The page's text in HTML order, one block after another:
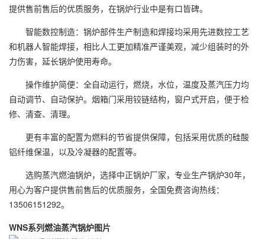
提供售前售后的优质服务，在锅炉行业中是有口皆碑。
智能数控制造：锅炉部件生产制造和焊接均采用先进数控工艺
和机器人智能焊接，相比人工更加精准严谨美观，减少组装时的外
力伤害，延长锅炉使用寿命。
操作维护简便：全自动运行，燃烧，水位，温度及蒸汽压力均
自动调节、自动保护。烟箱门采用铰链结构，窗户式开启，便于检
修、清查、清理。
更有丰富的配置为燃料的节省提供保障，包括采用优质的硅酸
铝纤维保温，以及冷凝器的配置等。
选购蒸汽燃油锅炉，选择中正锅炉厂家，专业生产锅炉30年，
用心为客户提供售前售后的优质服务，全国免费咨询热线：
13506151292。
WNS系列燃油蒸汽锅炉图片